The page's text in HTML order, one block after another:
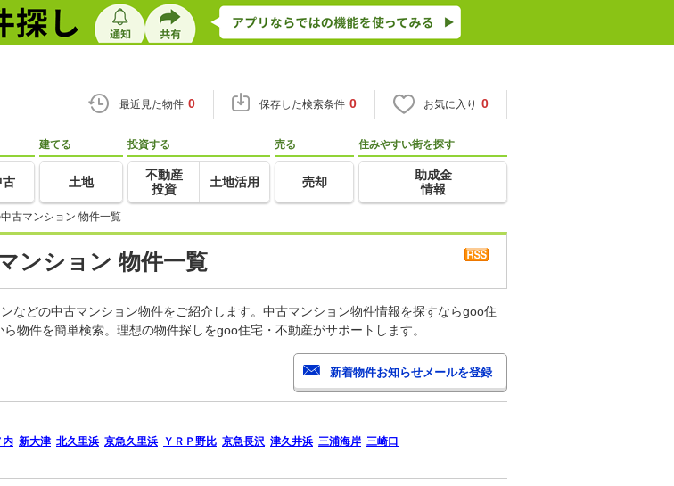
最近見た物件 0 保存した検索条件 0 お気に入り 0
古
建てる
土地
投資する
不動産
投資
土地活用
売る
売却
住みやすい街を探す
助成金
情報
古マンション 物件一覧
ンション 物件一覧
などの中古マンション物件をご紹介します。中古マンション物件情報を探すならgoo住
物件を簡単検索。理想の物件探しをgoo住宅・不動産がサポートします。
内 新大津 北久里浜 京急久里浜 ＹＲＰ野比 京急長沢 津久井浜 三浦海岸 三崎口